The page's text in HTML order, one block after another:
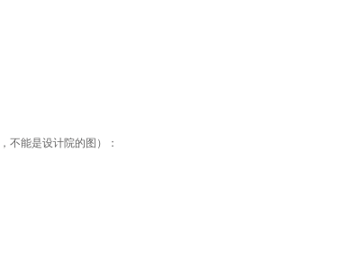
不能是设计院的图）：